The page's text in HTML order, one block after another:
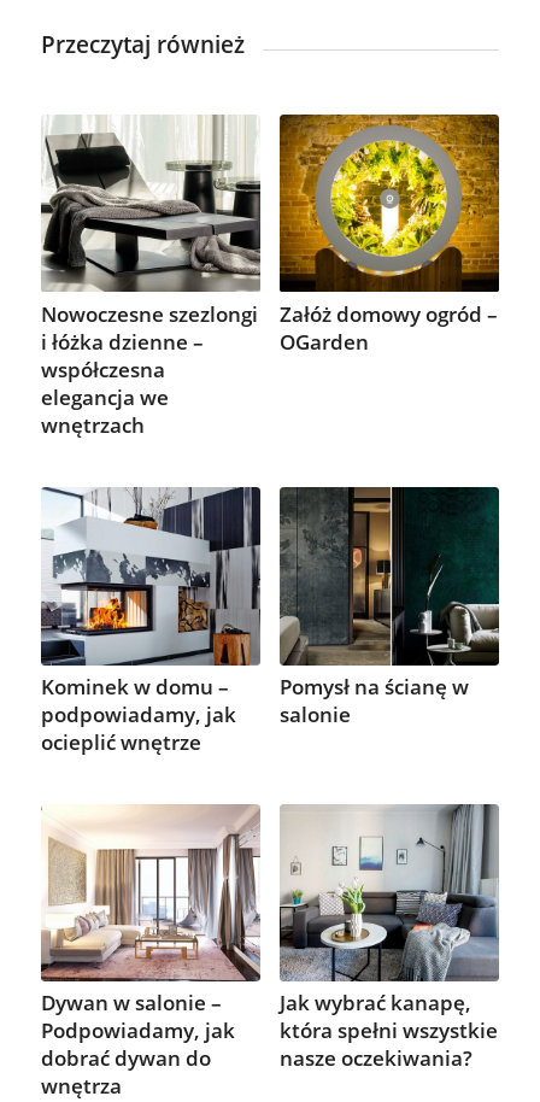
Przeczytaj również
Nowoczesne szezlongi
i łóżka dzienne –
współczesna
elegancja we
wnętrzach
Załóż domowy ogród –
OGarden
Kominek w domu –
podpowiadamy, jak
ocieplić wnętrze
Pomysł na ścianę w
salonie
Dywan w salonie –
Podpowiadamy, jak
dobrać dywan do
wnętrza
Jak wybrać kanapę,
która spełni wszystkie
nasze oczekiwania?